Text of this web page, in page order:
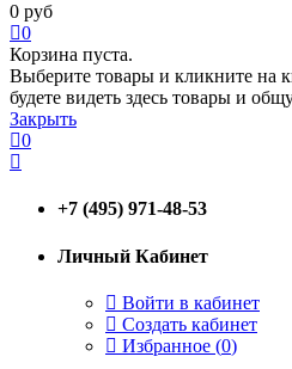
0 руб
0
Корзина пуста.
Выберите товары и кликните на
будете видеть здесь товары и
Закрыть
0
+7 (495) 971-48-53
Личный Кабинет
Войти в кабинет
Создать кабинет
Избранное (0)